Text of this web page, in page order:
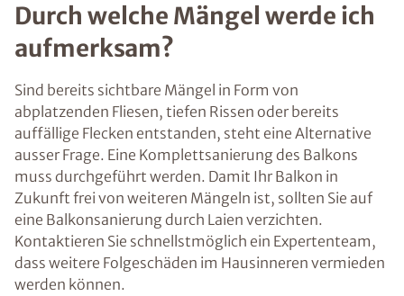
Durch welche Mängel werde ich
aufmerksam?
Sind bereits sichtbare Mängel in Form von
abplatzenden Fliesen, tiefen Rissen oder bereits
auffällige Flecken entstanden, steht eine Alternative
ausser Frage. Eine Komplettsanierung des Balkons
muss durchgeführt werden. Damit Ihr Balkon in
Zukunft frei von weiteren Mängeln ist, sollten Sie auf
eine Balkonsanierung durch Laien verzichten.
Kontaktieren Sie schnellstmöglich ein Expertenteam,
dass weitere Folgeschäden im Hausinneren vermieden
werden können.